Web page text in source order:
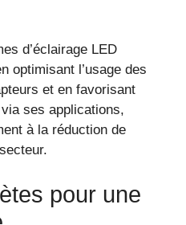
d’éclairage LED
optimisant l’usage des
et en favorisant
ses applications,
à la réduction de
pour une